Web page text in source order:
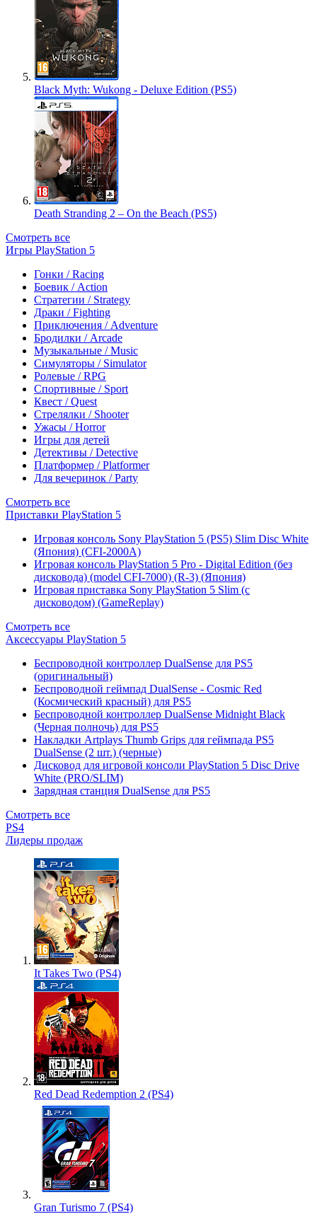
Black Myth: Wukong - Deluxe Edition (PS5)
Death Stranding 2 – On the Beach (PS5)
Смотреть все
Игры PlayStation 5
Гонки / Racing
Боевик / Action
Стратегии / Strategy
Драки / Fighting
Приключения / Adventure
Бродилки / Arcade
Музыкальные / Music
Симуляторы / Simulator
Ролевые / RPG
Спортивные / Sport
Квест / Quest
Стрелялки / Shooter
Ужасы / Horror
Игры для детей
Детективы / Detective
Платформер / Platformer
Для вечеринок / Party
Смотреть все
Приставки PlayStation 5
Игровая консоль Sony PlayStation 5 (PS5) Slim Disc White
(Япония) (CFI-2000A)
Игровая консоль PlayStation 5 Pro - Digital Edition (без
дисковода) (model CFI-7000) (R-3) (Япония)
Игровая приставка Sony PlayStation 5 Slim (с
дисководом) (GameReplay)
Смотреть все
Аксессуары PlayStation 5
Беспроводной контроллер DualSense для PS5
(оригинальный)
Беспроводной геймпад DualSense - Cosmic Red
(Космический красный) для PS5
Беспроводной контроллер DualSense Midnight Black
(Черная полночь) для PS5
Накладки Artplays Thumb Grips для геймпада PS5
DualSense (2 шт.) (черные)
Дисковод для игровой консоли PlayStation 5 Disc Drive
White (PRO/SLIM)
Зарядная станция DualSense для PS5
Смотреть все
PS4
Лидеры продаж
It Takes Two (PS4)
Red Dead Redemption 2 (PS4)
Gran Turismo 7 (PS4)